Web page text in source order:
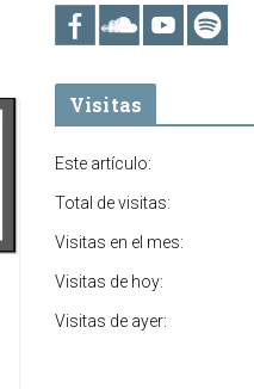
Visitas
Este artículo:
Total de visitas:
Visitas en el mes:
Visitas de hoy:
Visitas de ayer: